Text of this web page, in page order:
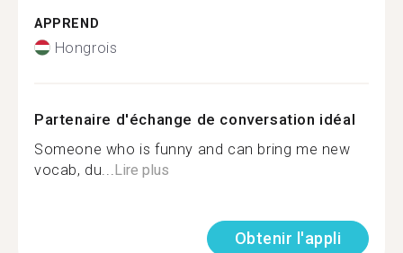
APPREND
Hongrois
Partenaire d'échange de conversation idéal
Someone who is funny and can bring me new
vocab, du... Lire plus
Obtenir l'appli